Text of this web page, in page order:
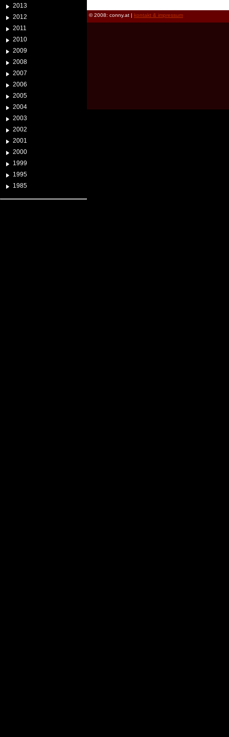
2013
2012
2011
2010
2009
2008
2007
2006
2005
2004
2003
2002
2001
2000
1999
1995
1985
© 2008: conny.at | kontakt & impressum